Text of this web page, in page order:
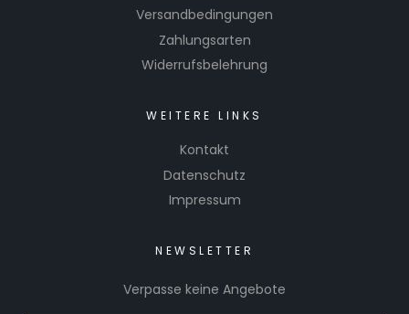
Versandbedingungen
Zahlungsarten
Widerrufsbelehrung
WEITERE LINKS
Kontakt
Datenschutz
Impressum
NEWSLETTER
Verpasse keine Angebote